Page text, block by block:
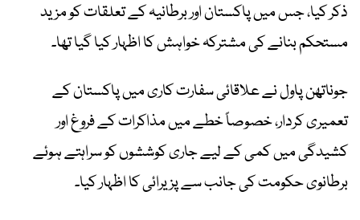
ذکر کیا، جس میں پاکستان اور برطانیہ کے تعلقات کو مزید
مستحکم بنانے کی مشترکہ خواہش کا اظہار کیا گیا تھا۔
جوناتھن پاول نے علاقائی سفارت کاری میں پاکستان کے
تعمیری کردار، خصوصاً خطے میں مذاکرات کے فروغ اور
کشیدگی میں کمی کے لیے جاری کوششوں کو سراہتے ہوئے
برطانوی حکومت کی جانب سے پزیرائی کا اظہار کیا۔